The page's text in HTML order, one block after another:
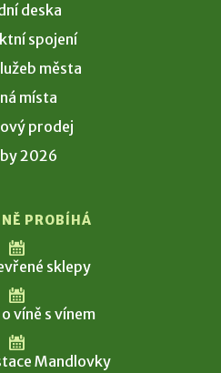
deska
spojení
města
místa
prodej
2026
PROBÍHÁ
sklepy
víně s vínem
Mandlovky